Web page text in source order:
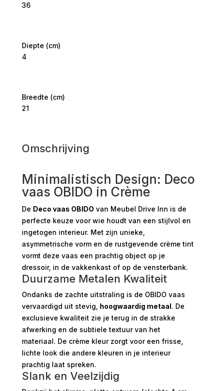
36
Diepte (cm)
4
Breedte (cm)
21
Omschrijving
Minimalistisch Design: Deco
vaas OBIDO in Crème
De Deco vaas OBIDO van Meubel Drive Inn is de
perfecte keuze voor wie houdt van een stijlvol en
ingetogen interieur. Met zijn unieke,
asymmetrische vorm en de rustgevende crème tint
vormt deze vaas een prachtig object op je
dressoir, in de vakkenkast of op de vensterbank.
Duurzame Metalen Kwaliteit
Ondanks de zachte uitstraling is de OBIDO vaas
vervaardigd uit stevig, hoogwaardig metaal. De
exclusieve kwaliteit zie je terug in de strakke
afwerking en de subtiele textuur van het
materiaal. De crème kleur zorgt voor een frisse,
lichte look die andere kleuren in je interieur
prachtig laat spreken.
Slank en Veelzijdig